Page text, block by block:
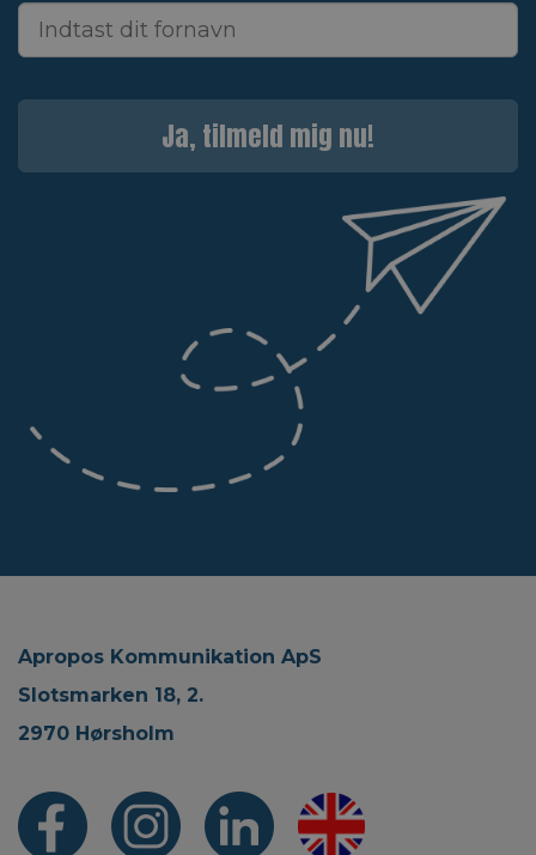
Ja, tilmeld mig nu!
Apropos Kommunikation ApS
Slotsmarken 18, 2.
2970 Hørsholm